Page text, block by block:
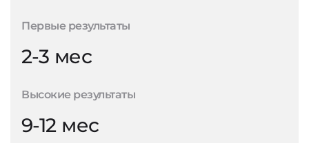
Первые результаты
2-3 мес
Высокие результаты
9-12 мес